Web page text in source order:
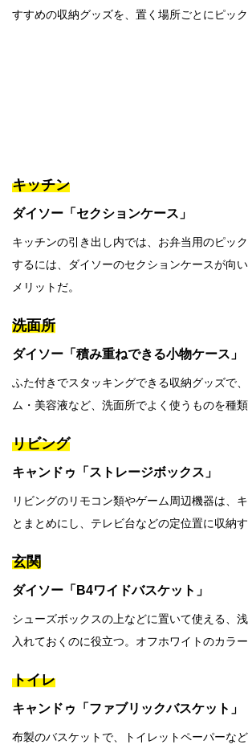
すすめの収納グッズを、置く場所ごとにピック
キッチン
ダイソー「セクションケース」
キッチンの引き出し内では、お弁当用のピッ
するには、ダイソーのセクションケースが向
メリットだ。
洗面所
ダイソー「積み重ねできる小物ケース」
ふた付きでスタッキングできる収納グッズで
ム・美容液など、洗面所でよく使うものを種
リビング
キャンドゥ「ストレージボックス」
リビングのリモコン類やゲーム周辺機器は、
とまとめにし、テレビ台などの定位置に収納
玄関
ダイソー「B4ワイドバスケット」
シューズボックスの上などに置いて使える、
入れておくのに役立つ。オフホワイトのカラ
トイレ
キャンドゥ「ファブリックバスケット」
布製のバスケットで、トイレットペーパーな